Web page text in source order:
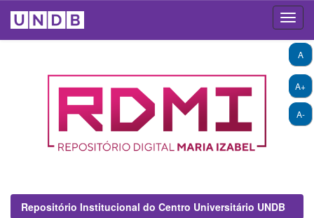
A+
A-
A
Repositório Institucional do Centro Universitário UNDB